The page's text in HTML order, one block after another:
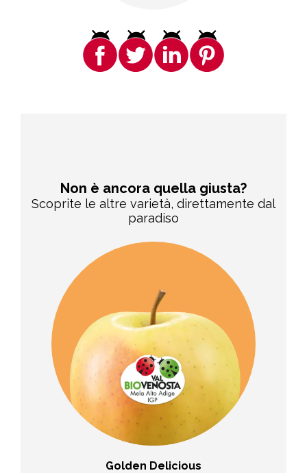
Non è ancora quella giusta?
Scoprite le altre varietà, direttamente dal
paradiso
Golden Delicious